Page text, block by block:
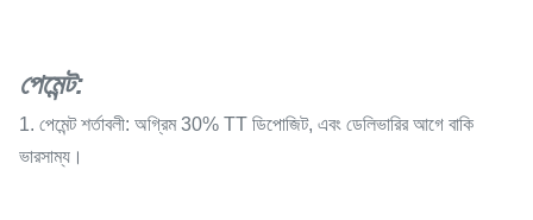
পেমেন্ট:
1. পেমেন্ট শর্তাবলী: অগ্রিম 30% TT ডিপোজিট, এবং ডেলিভারির আগে বাকি
ভারসাম্য।